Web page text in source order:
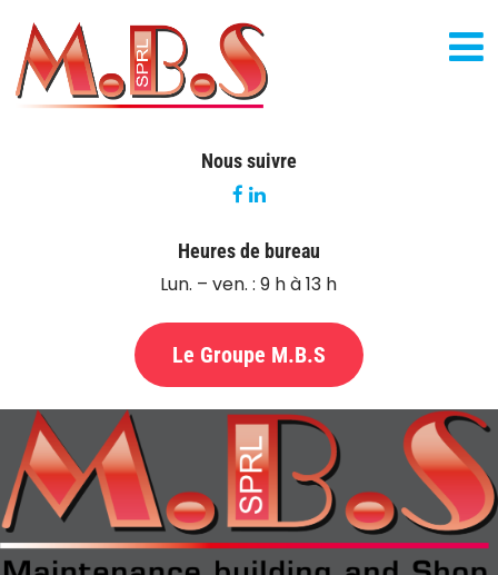
Nous suivre
Heures de bureau
Lun. – ven. : 9 h à 13 h
Le Groupe M.B.S